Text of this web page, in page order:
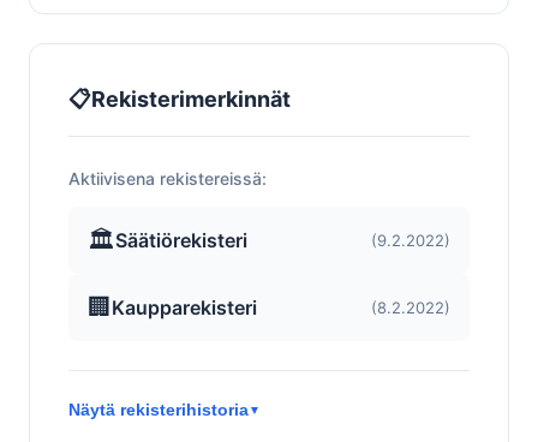
📋Rekisterimerkinnät
Aktiivisena rekistereissä:
🏛️Säätiörekisteri (9.2.2022)
🏢 Kaupparekisteri (8.2.2022)
Näytä rekisterihistoria▼